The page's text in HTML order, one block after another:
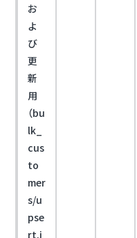
お
よ
び
更
新
用
（bu
lk_
cus
to
mer
s/u
pse
rt.j